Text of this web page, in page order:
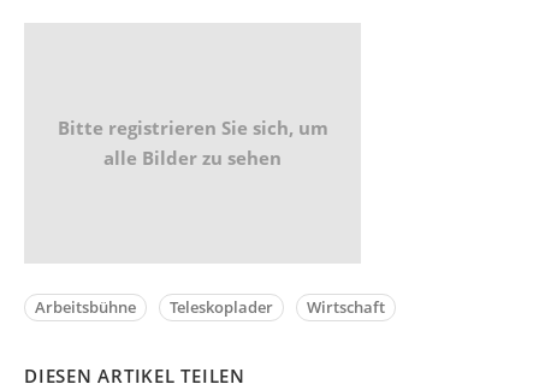
Bitte registrieren Sie sich, um
alle Bilder zu sehen
Arbeitsbühne Teleskoplader Wirtschaft
DIESEN ARTIKEL TEILEN